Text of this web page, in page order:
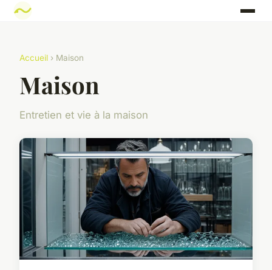
Accueil › Maison
Maison
Entretien et vie à la maison